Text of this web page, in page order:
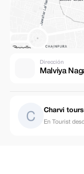
Dirección
Malviya
Charvi
En Tourist